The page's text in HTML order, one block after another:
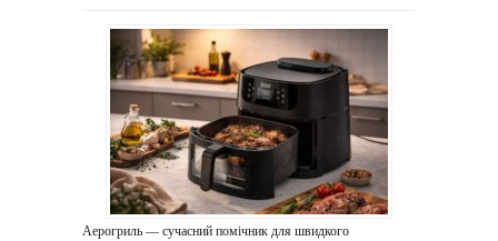
Аерогриль — сучасний помічник для швидкого